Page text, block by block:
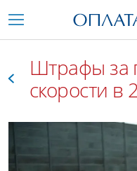
Все
Штрафы за
скорости в